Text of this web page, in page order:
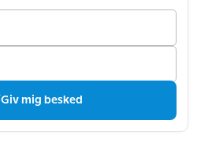
Giv mig besked